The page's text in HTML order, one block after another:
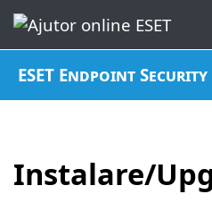
ESET Endpoint
Instalare/